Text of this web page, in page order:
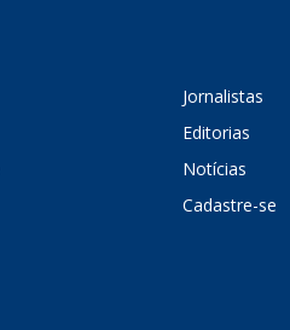
Jornalistas
Editorias
Notícias
Cadastre-se